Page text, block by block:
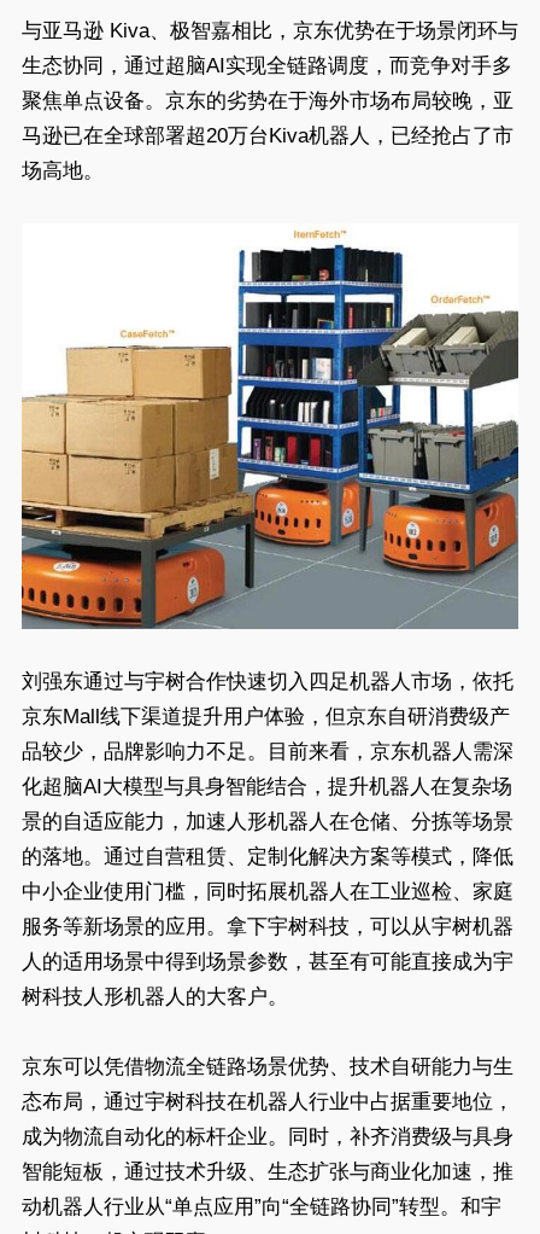
与亚马逊 Kiva、极智嘉相比，京东优势在于场景闭环与
生态协同，通过超脑AI实现全链路调度，而竞争对手多
聚焦单点设备。京东的劣势在于海外市场布局较晚，亚
马逊已在全球部署超20万台Kiva机器人，已经抢占了市
场高地。
刘强东通过与宇树合作快速切入四足机器人市场，依托
京东Mall线下渠道提升用户体验，但京东自研消费级产
品较少，品牌影响力不足。目前来看，京东机器人需深
化超脑AI大模型与具身智能结合，提升机器人在复杂场
景的自适应能力，加速人形机器人在仓储、分拣等场景
的落地。通过自营租赁、定制化解决方案等模式，降低
中小企业使用门槛，同时拓展机器人在工业巡检、家庭
服务等新场景的应用。拿下宇树科技，可以从宇树机器
人的适用场景中得到场景参数，甚至有可能直接成为宇
树科技人形机器人的大客户。
京东可以凭借物流全链路场景优势、技术自研能力与生
态布局，通过宇树科技在机器人行业中占据重要地位，
成为物流自动化的标杆企业。同时，补齐消费级与具身
智能短板，通过技术升级、生态扩张与商业化加速，推
动机器人行业从“单点应用”向“全链路协同”转型。和宇